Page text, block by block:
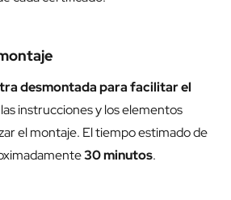
desmontada para facilitar el
instrucciones y los elementos
el montaje. El tiempo estimado de
30 minutos.